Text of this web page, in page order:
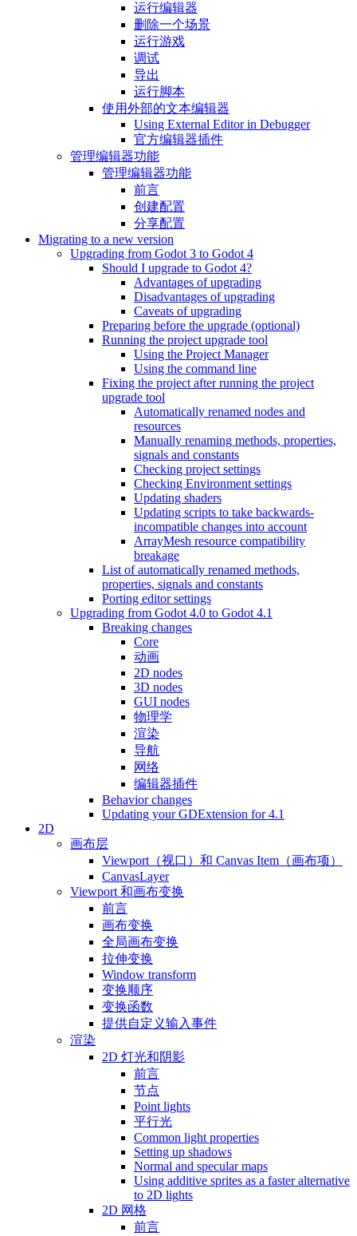
运行编辑器
删除一个场景
运行游戏
调试
导出
运行脚本
使用外部的文本编辑器
Using External Editor in Debugger
官方编辑器插件
管理编辑器功能
管理编辑器功能
前言
创建配置
分享配置
Migrating to a new version
Upgrading from Godot 3 to Godot 4
Should I upgrade to Godot 4?
Advantages of upgrading
Disadvantages of upgrading
Caveats of upgrading
Preparing before the upgrade (optional)
Running the project upgrade tool
Using the Project Manager
Using the command line
Fixing the project after running the project
upgrade tool
Automatically renamed nodes and
resources
Manually renaming methods, properties,
signals and constants
Checking project settings
Checking Environment settings
Updating shaders
Updating scripts to take backwards-
incompatible changes into account
ArrayMesh resource compatibility
breakage
List of automatically renamed methods,
properties, signals and constants
Porting editor settings
Upgrading from Godot 4.0 to Godot 4.1
Breaking changes
Core
动画
2D nodes
3D nodes
GUI nodes
物理学
渲染
导航
网络
编辑器插件
Behavior changes
Updating your GDExtension for 4.1
2D
画布层
Viewport（视口）和 Canvas Item（画布项）
CanvasLayer
Viewport 和画布变换
前言
画布变换
全局画布变换
拉伸变换
Window transform
变换顺序
变换函数
提供自定义输入事件
渲染
2D 灯光和阴影
前言
节点
Point lights
平行光
Common light properties
Setting up shadows
Normal and specular maps
Using additive sprites as a faster alternative
to 2D lights
2D 网格
前言